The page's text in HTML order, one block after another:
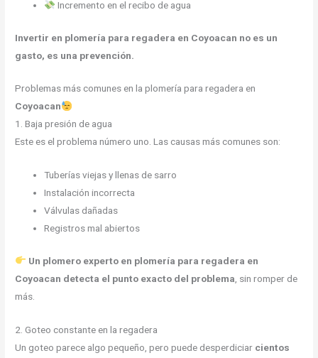
Incremento en el recibo de agua
Invertir en plomería para regadera en Coyoacan no es un
gasto, es una prevención.
Problemas más comunes en la plomería para regadera en
Coyoacan
1. Baja presión de agua
Este es el problema número uno. Las causas más comunes son:
Tuberías viejas y llenas de sarro
Instalación incorrecta
Válvulas dañadas
Registros mal abiertos
Un plomero experto en plomería para regadera en
Coyoacan detecta el punto exacto del problema , sin romper de
más.
2. Goteo constante en la regadera
Un goteo parece algo pequeño, pero puede desperdiciar cientos